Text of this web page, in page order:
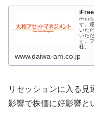
iFree
す。
いた
いた
す。
社。
www.daiwa-am.co.jp
リセッションに入る見
影響で株価に好影響と